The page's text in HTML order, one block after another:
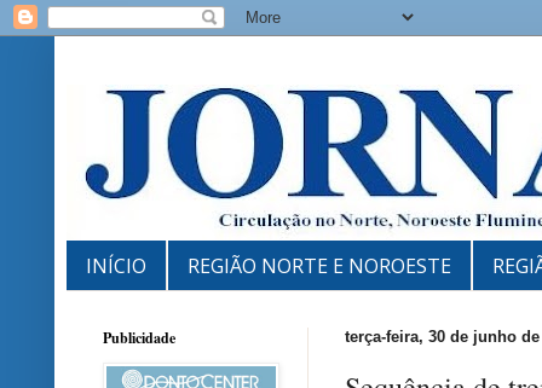
INÍCIO REGIÃO NORTE E NOROESTE
terça-feira, 30 de junho de
Publicidade